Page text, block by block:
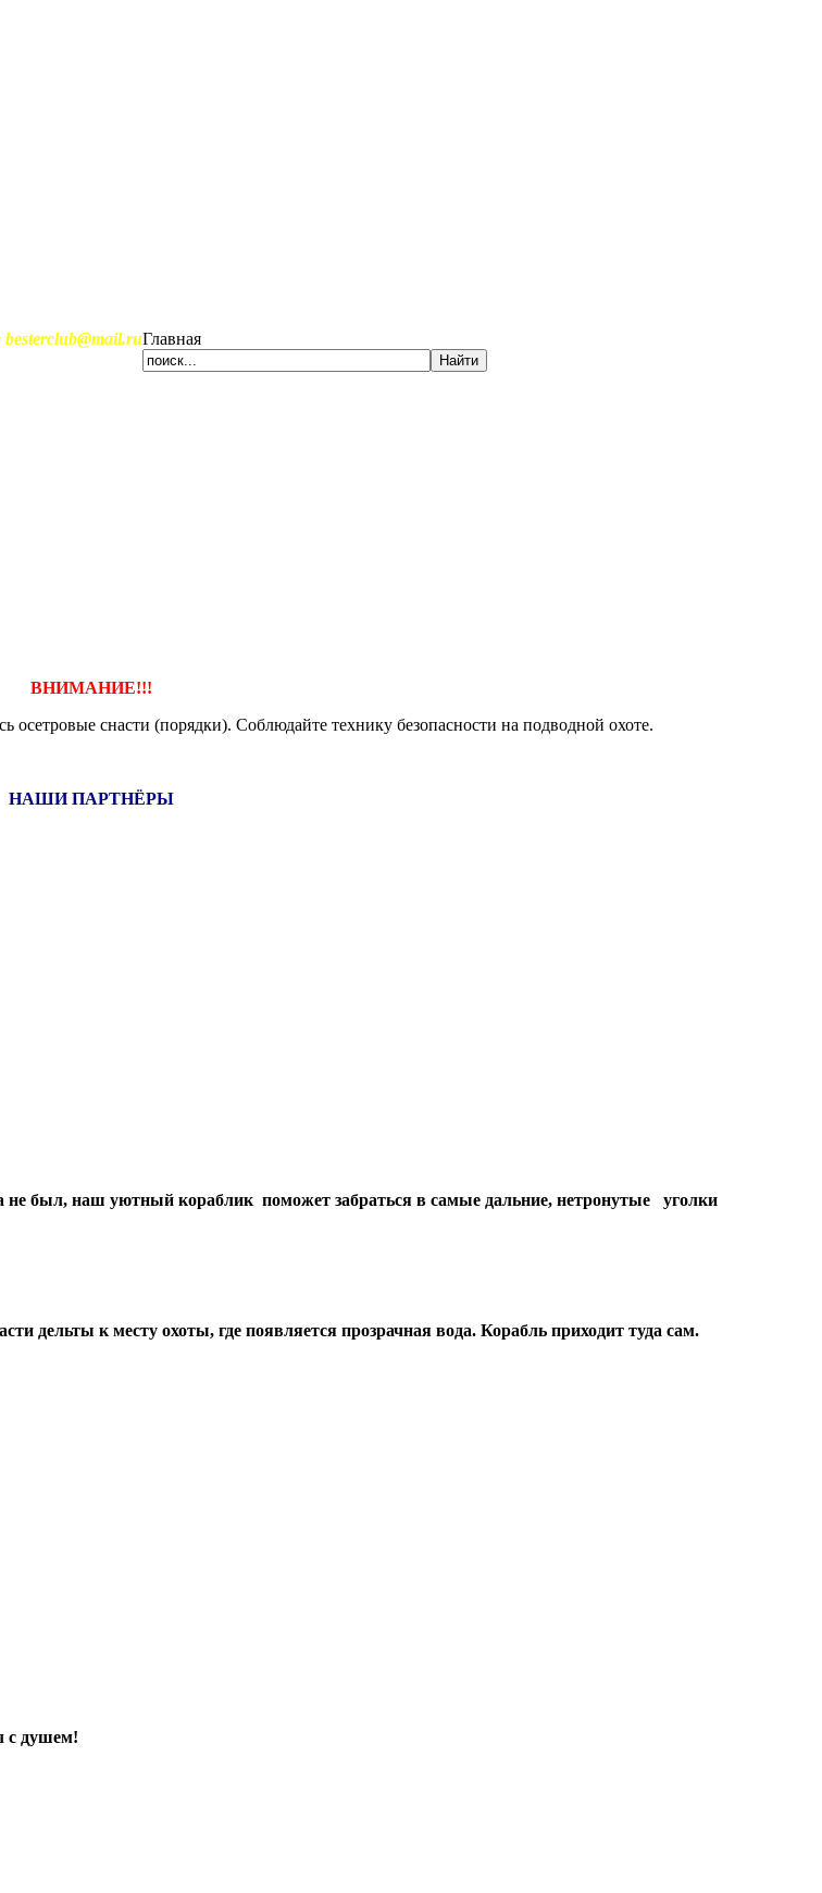
Главная
ВНИМАНИЕ!!!
снасти (порядки). Соблюдайте технику безопасности на подводной охоте.
НАШИ ПАРТНЁРЫ
не был, наш уютный кораблик поможет забраться в самые дальние, нетронутые уголки
дельты к месту охоты, где появляется прозрачная вода. Корабль приходит туда сам.